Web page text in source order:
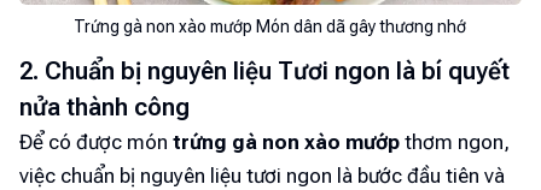
Trứng gà non xào mướp Món dân dã gây thương nhớ
2. Chuẩn bị nguyên liệu Tươi ngon là bí quyết
nửa thành công
Để có được món trứng gà non xào mướp thơm ngon,
việc chuẩn bị nguyên liệu tươi ngon là bước đầu tiên và